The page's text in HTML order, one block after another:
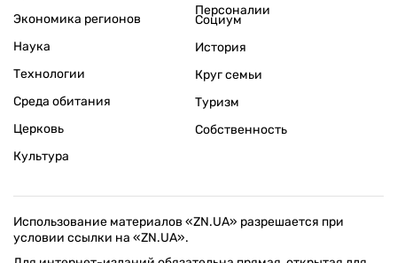
Экономика регионов
Персоналии
Наука
Технологии
Среда обитания
Церковь
Культура
Социум
История
Круг семьи
Туризм
Собственность
Использование материалов «ZN.UA» разрешается при
условии ссылки на «ZN.UA».